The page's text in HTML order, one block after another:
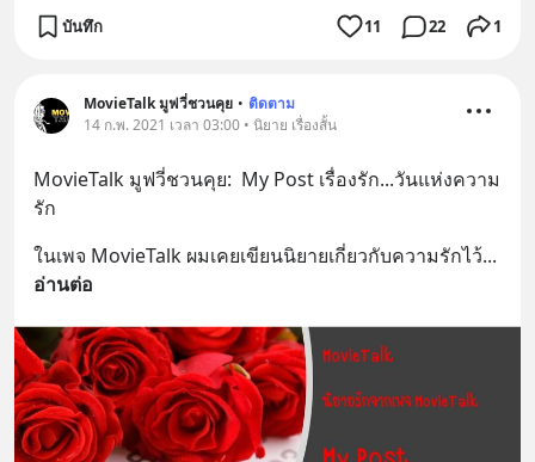
บันทึก 11 22 1
MovieTalk มูฟวี่ชวนคุย • ติดตาม
14 ก.พ. 2021 เวลา 03:00 • นิยาย เรื่องสั้น
MovieTalk มูฟวี่ชวนคุย:  My Post เรื่องรัก...วันแห่งความ
รัก
ในเพจ MovieTalk ผมเคยเขียนนิยายเกี่ยวกับความรักไว้
อ่านต่อ